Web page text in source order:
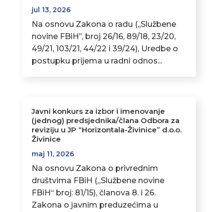
jul 13, 2026
Na osnovu Zakona o radu (,,Službene
novine FBiH’’, broj 26/16, 89/18, 23/20,
49/21, 103/21, 44/22 i 39/24), Uredbe o
postupku prijema u radni odnos...
Javni konkurs za izbor i imenovanje
(jednog) predsjednika/člana Odbora za
reviziju u JP “Horizontala-Živinice” d.o.o.
Živinice
maj 11, 2026
Na osnovu Zakona o privrednim
društvima FBiH („Službene novine
FBiH“ broj: 81/15), članova 8. i 26.
Zakona o javnim preduzećima u